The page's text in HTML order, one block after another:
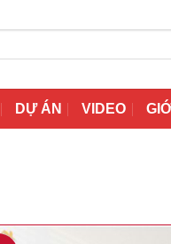
DỰ ÁN VIDEO